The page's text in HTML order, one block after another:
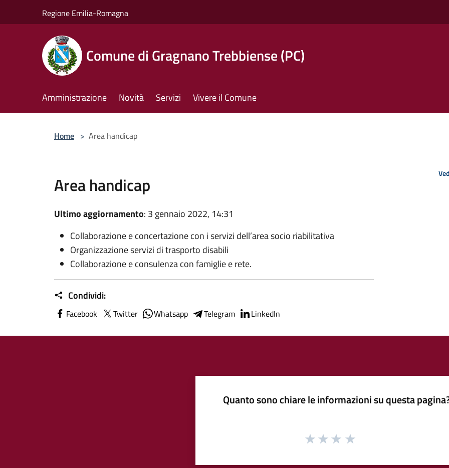
Regione Emilia-Romagna
Comune di Gragnano Trebbiense (PC)
Amministrazione Novità Servizi Vivere il Comune
Home > Area handicap
Area handicap
Ultimo aggiornamento: 3 gennaio 2022, 14:31
Collaborazione e concertazione con i servizi dell’area socio riabilitativa
Organizzazione servizi di trasporto disabili
Collaborazione e consulenza con famiglie e rete.
Condividi:
Facebook Twitter Whatsapp Telegram LinkedIn
Quanto sono chiare le informazioni su questa